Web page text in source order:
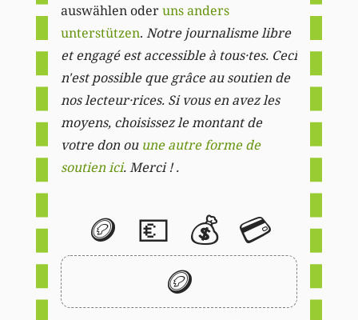
auswählen oderuns anders
unterstützen. Notre journalisme libre
et engagé est accessible à tous·tes. Ceci
n'est possible que grâce au soutien de
nos lecteur·rices. Si vous en avez les
moyens, choisissez le montant de
votre don ou une autre forme de
soutien ici. Merci ! .
🪙 💶 💰 💳
🪙